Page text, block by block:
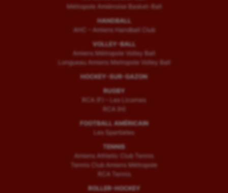
Métropole Amiénoise Basket-Ball
HANDBALL
AHC – Amiens Handball Club
VOLLEY-BALL
Amiens Métropole Volley Ball
Longueau Amiens Metropole Volley Ball
HOCKEY-SUR-GAZON
RUGBY
RCA (F) – Les Licornes
RCA (H)
FOOTBALL AMÉRICAIN
Les Spartiates
TENNIS
Amiens Athletic Club Tennis
Tennis Club Amiens Métropole
RCA Tennis
ROLLER-HOCKEY